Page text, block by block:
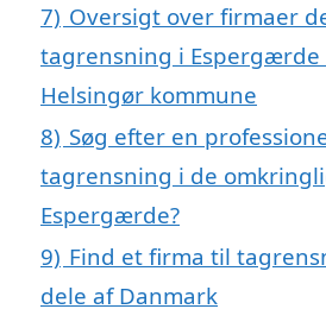
7) Oversigt over firmaer
tagrensning i Espergærde
Helsingør kommune
8) Søg efter en
tagrensning i de
Espergærde?
9) Find et firma til
dele af Danmark